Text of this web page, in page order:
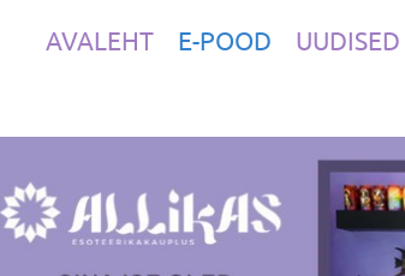
AVALEHT E-POOD UUDISED